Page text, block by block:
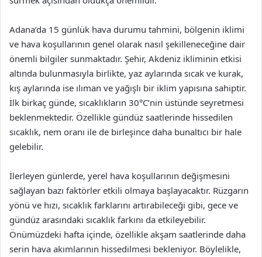
Adana’da 15 günlük hava durumu tahmini, bölgenin iklimi
ve hava koşullarının genel olarak nasıl şekilleneceğine dair
önemli bilgiler sunmaktadır. Şehir, Akdeniz ikliminin etkisi
altında bulunmasıyla birlikte, yaz aylarında sıcak ve kurak,
kış aylarında ise ılıman ve yağışlı bir iklim yapısına sahiptir.
İlk birkaç günde, sıcaklıkların 30°C’nin üstünde seyretmesi
beklenmektedir. Özellikle gündüz saatlerinde hissedilen
sıcaklık, nem oranı ile de birleşince daha bunaltıcı bir hale
gelebilir.
İlerleyen günlerde, yerel hava koşullarının değişmesini
sağlayan bazı faktörler etkili olmaya başlayacaktır. Rüzgarın
yönü ve hızı, sıcaklık farklarını artırabileceği gibi, gece ve
gündüz arasındaki sıcaklık farkını da etkileyebilir.
Önümüzdeki hafta içinde, özellikle akşam saatlerinde daha
serin hava akımlarının hissedilmesi bekleniyor. Böylelikle,